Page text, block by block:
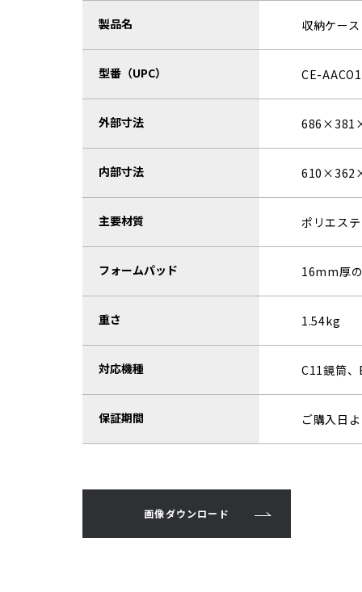
製品名 収納ケー
型番（UPC） CE-
外部寸法
内部寸法
主要材質 ポリエス
フォームパッド 16mm厚
重さ 1.54kg
対応機種 C11鏡筒
保証期間 ご購入日
画像ダウンロード